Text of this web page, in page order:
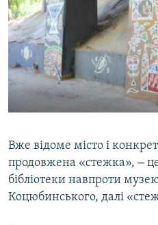
Вже відоме місто і
продовжена «стежка», –
бібліотеки навпроти
Коцюбинського, далі